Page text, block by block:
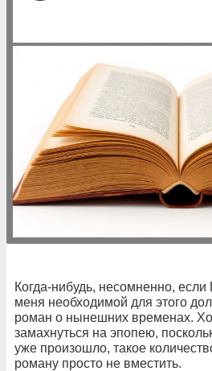
Когда-нибудь, несомненно, если
меня необходимой для этого
роман о нынешних временах.
замахнуться на эпопею,
уже произошло, такое
роману просто не вместить.